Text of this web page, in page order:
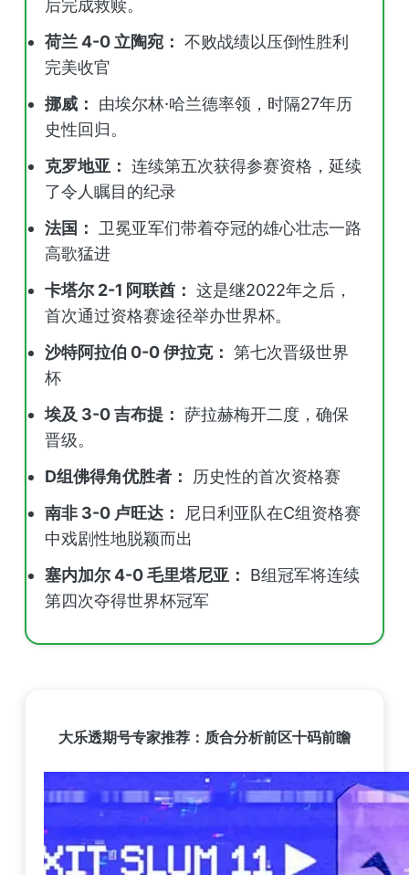
后完成救赎。
荷兰 4-0 立陶宛： 不败战绩以压倒性胜利
完美收官
挪威：
由埃尔林·哈兰德率领，时隔27年历
史性回归。
克罗地亚： 连续第五次获得参赛资格，延续
了令人瞩目的纪录
法国：
卫冕亚军们带着夺冠的雄心壮志一路
高歌猛进
卡塔尔 2-1 阿联酋： 这是继2022年之后，
首次通过资格赛途径举办世界杯。
沙特阿拉伯 0-0 伊拉克： 第七次晋级世界
杯
埃及 3-0 吉布提： 萨拉赫梅开二度，确保
晋级。
D组佛得角优胜者：
历史性的首次资格赛
南非 3-0 卢旺达：
尼日利亚队在C组资格赛
中戏剧性地脱颖而出
塞内加尔 4-0 毛里塔尼亚：
B组冠军将连续
第四次夺得世界杯冠军
大乐透期号专家推荐：质合分析前区十码前瞻